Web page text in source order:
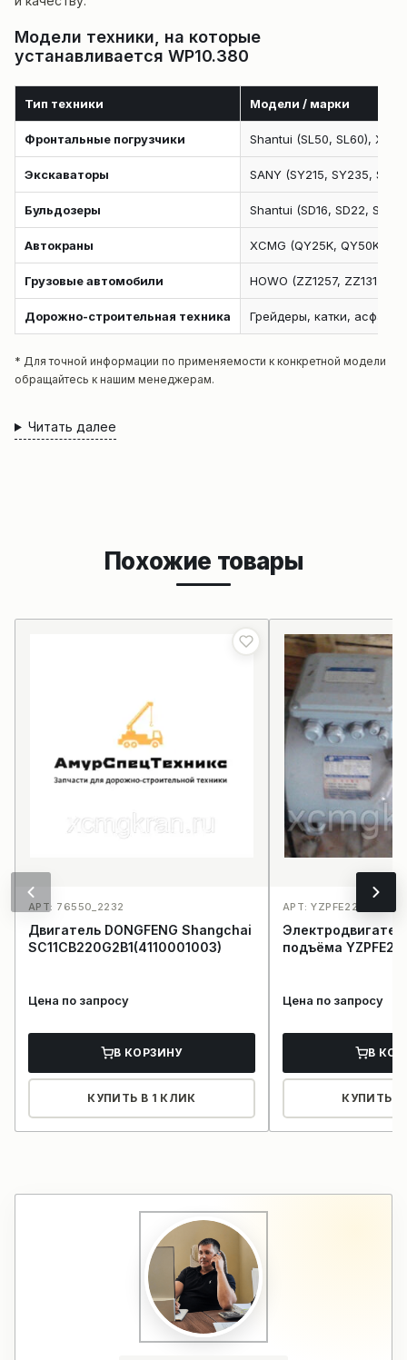
Модели техники, на которые
устанавливается WP10.380
Тип техники Модели / марки
Фронтальные погрузчики Shantui (SL50, SL60),
Экскаваторы SANY (SY215, SY235,
Бульдозеры Shantui (SD16, SD22,
Автокраны XCMG (QY25K, QY50K,
Грузовые автомобили HOWO (ZZ1257, ZZ1317,
Дорожно-строительная техника Грейдеры, катки,
* Для точной информации по применяемости к конкретной модели
обращайтесь к нашим менеджерам.
Читать далее
Похожие товары
АРТ: 76550_2232
Двигатель DONGFENG Shangchai
SC11CB220G2B1(4110001003)
Цена по запросу
В КОРЗИНУ
КУПИТЬ В 1 КЛИК
АРТ: YZPFE225M-6-
подъёма
Цена по запросу
В
КУПИТЬ В